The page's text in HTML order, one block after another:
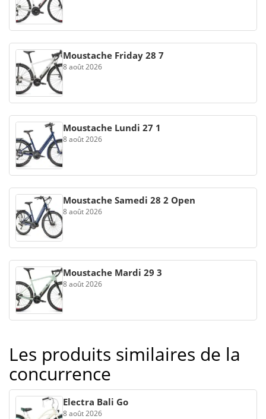
Moustache Friday 28 7
8 août 2026
Moustache Lundi 27 1
8 août 2026
Moustache Samedi 28 2 Open
8 août 2026
Moustache Mardi 29 3
8 août 2026
Les produits similaires de la
concurrence
Electra Bali Go
8 août 2026